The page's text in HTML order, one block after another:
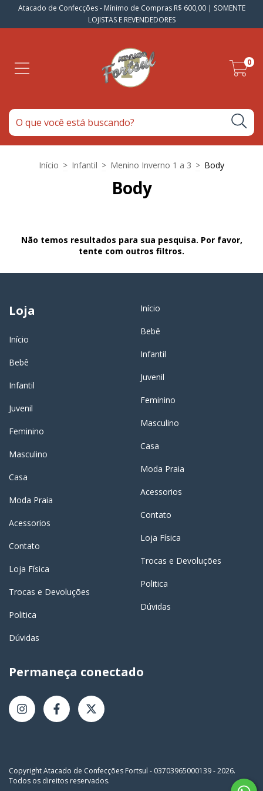
Atacado de Confecções - Mínimo de Compras R$ 600,00 | SOMENTE
LOJISTAS E REVENDEDORES
0
Início > Infantil > Menino Inverno 1 a 3 > Body
Body
Não temos resultados para sua pesquisa. Por favor,
tente com outros filtros.
Loja
Início
Bebê
Infantil
Juvenil
Feminino
Masculino
Casa
Moda Praia
Acessorios
Contato
Loja Física
Trocas e Devoluções
Politica
Dúvidas
Início
Bebê
Infantil
Juvenil
Feminino
Masculino
Casa
Moda Praia
Acessorios
Contato
Loja Física
Trocas e Devoluções
Politica
Dúvidas
Permaneça conectado
Copyright Atacado de Confecções Fortsul - 03703965000139 - 2026.
Todos os direitos reservados.